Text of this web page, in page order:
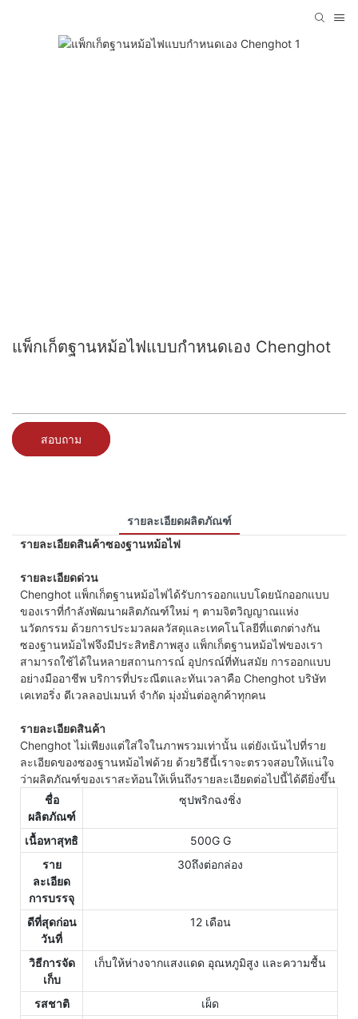
แพ็กเก็ตฐานหม้อไฟแบบกำหนดเอง Chenghot
สอบถาม
รายละเอียดผลิตภัณฑ์
รายละเอียดสินค้าซองฐานหม้อไฟ
รายละเอียดด่วน
Chenghot แพ็กเก็ตฐานหม้อไฟได้รับการออกแบบโดยนักออกแบบ
ของเราที่กำลังพัฒนาผลิตภัณฑ์ใหม่ ๆ ตามจิตวิญญาณแห่ง
นวัตกรรม ด้วยการประมวลผลวัสดุและเทคโนโลยีที่แตกต่างกัน
ซองฐานหม้อไฟจึงมีประสิทธิภาพสูง แพ็กเก็ตฐานหม้อไฟของเรา
สามารถใช้ได้ในหลายสถานการณ์ อุปกรณ์ที่ทันสมัย ​​การออกแบบ
อย่างมืออาชีพ บริการที่ประณีตและทันเวลาคือ Chenghot บริษัท
เคเทอริ่ง ดีเวลลอปเมนท์ จำกัด มุ่งมั่นต่อลูกค้าทุกคน
รายละเอียดสินค้า
Chenghot ไม่เพียงแต่ใส่ใจในภาพรวมเท่านั้น แต่ยังเน้นไปที่ราย
ละเอียดของซองฐานหม้อไฟด้วย ด้วยวิธีนี้เราจะตรวจสอบให้แน่ใจ
ว่าผลิตภัณฑ์ของเราสะท้อนให้เห็นถึงรายละเอียดต่อไปนี้ได้ดียิ่งขึ้น
ชื่อ
ผลิตภัณฑ์
ซุปพริกฉงชิ่ง
เนื้อหาสุทธิ
500G G
ราย
ละเอียด
การบรรจุ
30ถึงต่อกล่อง
ดีที่สุดก่อน
วันที่
12 เดือน
วิธีการจัด
เก็บ
เก็บให้ห่างจากแสงแดด อุณหภูมิสูง และความชื้น
รสชาติ
เผ็ด